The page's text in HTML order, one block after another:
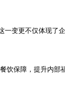
变更不仅体现了
饮保障，提升内部